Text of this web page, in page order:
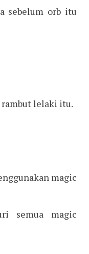
sebelum orb itu
lelaki itu.
magic
semua magic